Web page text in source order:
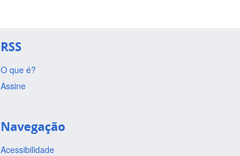
RSS
O que é?
Assine
Navegação
Acessibilidade